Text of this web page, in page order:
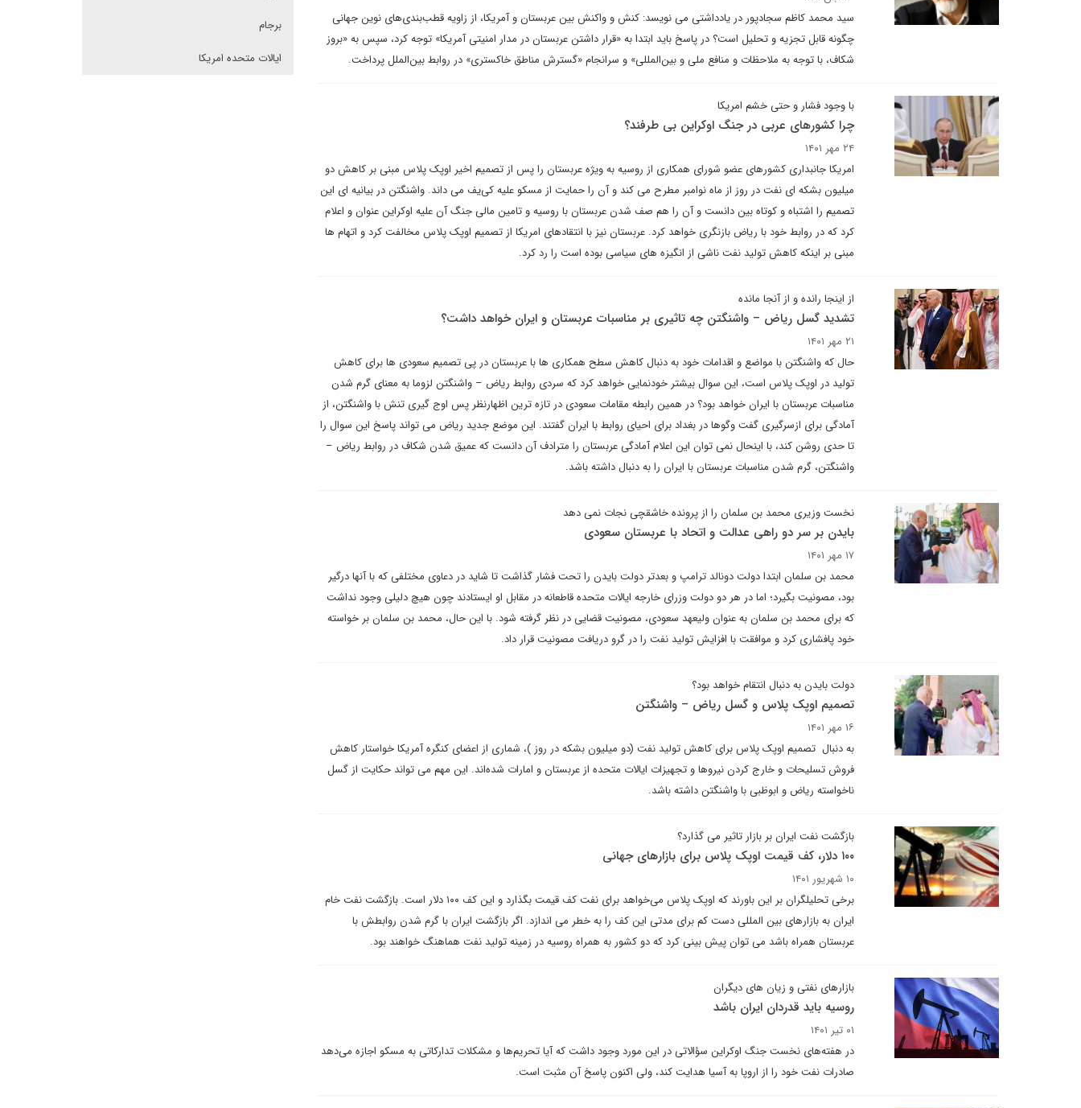
سید محمد کاظم سجادپور در یادداشتی می نویسد: کنش و واکنش بین عربستان و آمریکا، از زاویه قطب‌بندی‌های نوین جهانی
چگونه قابل تجزیه و تحلیل است؟ در پاسخ باید ابتدا به «قرار داشتن عربستان در مدار امنیتی آمریکا» توجه کرد، سپس به «بروز
شکاف، با توجه به ملاحظات و منافع ملی و بین‌المللی» و سرانجام «گسترش مناطق خاکستری» در روابط بین‌الملل پرداخت.
با وجود فشار و حتی خشم امریکا
چرا کشورهای عربی در جنگ اوکراین بی طرفند؟
۲۴ مهر ۱۴۰۱
امریکا جانبداری کشورهای عضو شورای همکاری از روسیه به ویژه عربستان را پس از تصمیم اخیر اوپک پلاس مبنی بر کاهش دو
میلیون بشکه ای نفت در روز از ماه نوامبر مطرح می کند و آن را حمایت از مسکو علیه کی‌یف می داند. واشنگتن در بیانیه ای این
تصمیم را اشتباه و کوتاه بین دانست و آن را هم صف شدن عربستان با روسیه و تامین مالی جنگ آن علیه اوکراین عنوان و اعلام
کرد که در روابط خود با ریاض بازنگری خواهد کرد. عربستان نیز با انتقادهای امریکا از تصمیم اوپک پلاس مخالفت کرد و اتهام ها
مبنی بر اینکه کاهش تولید نفت ناشی از انگیزه های سیاسی بوده است را رد کرد.
از اینجا رانده و از آنجا مانده
تشدید گسل ریاض – واشنگتن چه تاثیری بر مناسبات عربستان و ایران خواهد داشت؟
۲۱ مهر ۱۴۰۱
حال که واشنگتن با مواضع و اقدامات خود به دنبال کاهش سطح همکاری ها با عربستان در پی تصمیم سعودی ها برای کاهش
تولید در اوپک پلاس است، این سوال بیشتر خودنمایی خواهد کرد که سردی روابط ریاض – واشنگتن لزوما به معنای گرم شدن
مناسبات عربستان با ایران خواهد بود؟ در همین رابطه مقامات سعودی در تازه ترین اظهارنظر پس اوج گیری تنش با واشنگتن، از
آمادگی برای ازسرگیری گفت وگوها در بغداد برای احیای روابط با ایران گفتند. این موضع جدید ریاض می تواند پاسخ این سوال را
تا حدی روشن کند، با اینحال نمی توان این اعلام آمادگی عربستان را مترادف آن دانست که عمیق شدن شکاف در روابط ریاض –
واشنگتن، گرم شدن مناسبات عربستان با ایران را به دنبال داشته باشد.
نخست وزیری محمد بن سلمان را از پرونده خاشقچی نجات نمی دهد
بایدن بر سر دو راهی عدالت و اتحاد با عربستان سعودی
۱۷ مهر ۱۴۰۱
محمد بن سلمان ابتدا دولت دونالد ترامپ و بعدتر دولت بایدن را تحت فشار گذاشت تا شاید در دعاوی مختلفی که با آنها درگیر
بود، مصونیت بگیرد؛ اما در هر دو دولت وزرای خارجه ایالات متحده قاطعانه در مقابل او ایستادند چون هیچ دلیلی وجود نداشت
که برای محمد بن سلمان به عنوان ولیعهد سعودی، مصونیت قضایی در نظر گرفته شود. با این حال، محمد بن سلمان بر خواسته
خود پافشاری کرد و موافقت با افزایش تولید نفت را در گرو دریافت مصونیت قرار داد.
دولت بایدن به دنبال انتقام خواهد بود؟
تصمیم اوپک پلاس و گسل ریاض – واشنگتن
۱۶ مهر ۱۴۰۱
به دنبال تصمیم اوپک پلاس برای کاهش تولید نفت (دو میلیون بشکه در روز )، شماری از اعضای کنگره آمریکا خواستار کاهش
فروش تسلیحات و خارج کردن نیروها و تجهیزات ایالات متحده از عربستان و امارات شده‌اند. این مهم می تواند حکایت از گسل
ناخواسته ریاض و ابوظبی با واشنگتن داشته باشد.
بازگشت نفت ایران بر بازار تاثیر می گذارد؟
۱۰۰ دلار، کف قیمت اوپک پلاس برای بازارهای جهانی
۱۰ شهریور ۱۴۰۱
برخی تحلیلگران بر این باورند که اوپک پلاس می‌خواهد برای نفت کف قیمت بگذارد و این کف ۱۰۰ دلار است. بازگشت نفت خام
ایران به بازارهای بین المللی دست کم برای مدتی این کف را به خطر می اندازد. اگر بازگشت ایران با گرم شدن روابطش با
عربستان همراه باشد می توان پیش بینی کرد که دو کشور به همراه روسیه در زمینه تولید نفت هماهنگ خواهند بود.
بازارهای نفتی و زیان های دیگران
روسیه باید قدردان ایران باشد
۰۱ تیر ۱۴۰۱
در هفته‌های نخست جنگ اوکراین سؤالاتی در این مورد وجود داشت که آیا تحریم‌ها و مشکلات تدارکاتی به مسکو اجازه می‌دهد
صادرات نفت خود را از اروپا به آسیا هدایت کند، ولی اکنون پاسخ آن مثبت است.
برجام
ایالات متحده امریکا